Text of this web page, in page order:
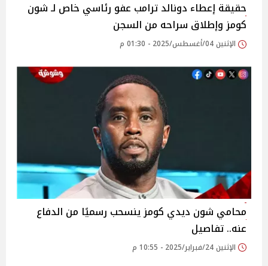
حقيقة إعطاء دونالد ترامب عفو رئاسي خاص لـ شون
كومز وإطلاق سراحه من السجن
الإثنين 04/أغسطس/2025 - 01:30 م
محامي شون ديدي كومز ينسحب رسميًا من الدفاع
عنه.. تفاصيل
الإثنين 24/فبراير/2025 - 10:55 م